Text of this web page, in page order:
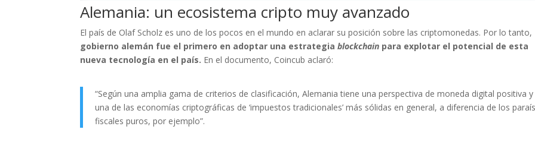
Alemania: un ecosistema cripto muy avanzado
El país de Olaf Scholz es uno de los pocos en el mundo en aclarar su posición sobre las criptomonedas. Por lo tanto,
gobierno alemán fue el primero en adoptar una estrategiablockchain para explotar el potencial de esta
nueva tecnología en el país. En el documento, Coincub aclaró:
“Según una amplia gama de criterios de clasificación, Alemania tiene una perspectiva de moneda digital positiva
una de las economías criptográficas de ‘impuestos tradicionales’ más sólidas en general, a diferencia de los
fiscales puros, por ejemplo”.